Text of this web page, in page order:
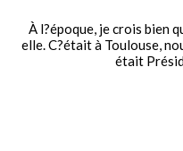
À l?époque, je crois bien
elle. C?était à Toulouse,
était